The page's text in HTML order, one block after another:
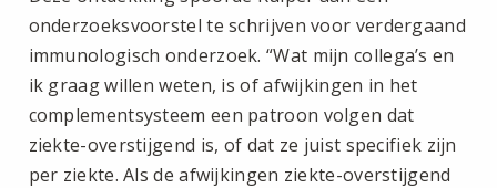
onderzoeksvoorstel te schrijven voor verdergaand
immunologisch onderzoek. “Wat mijn collega’s en
ik graag willen weten, is of afwijkingen in het
complementsysteem een patroon volgen dat
ziekte-overstijgend is, of dat ze juist specifiek zijn
per ziekte. Als de afwijkingen ziekte-overstijgend